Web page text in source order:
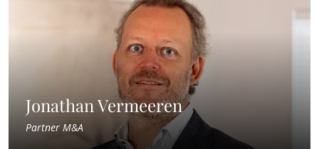
Jonathan Vermeeren
Partner M&A